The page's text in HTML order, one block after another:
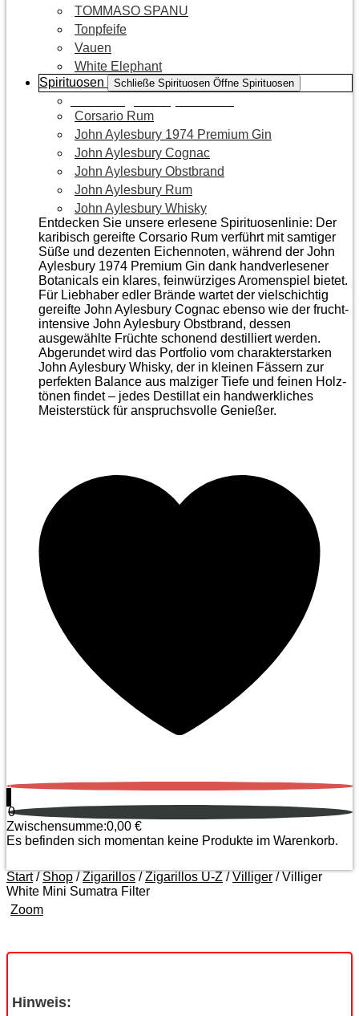
TOMMASO SPANU
Tonpfeife
Vauen
White Elephant
Spirituosen
Schließe Spirituosen Öffne Spirituosen
Corsario Rum
John Aylesbury 1974 Premium Gin
John Aylesbury Cognac
John Aylesbury Obstbrand
John Aylesbury Rum
John Aylesbury Whisky
Entdecken Sie unsere erlesene Spirituosenlinie: Der
karibisch gereifte Corsario Rum verführt mit samtiger
Süße und dezenten Eichen­noten, während der John
Aylesbury 1974 Premium Gin dank handverlesener
Botanicals ein klares, feinwürziges Aromenspiel bietet.
Für Liebhaber edler Brände wartet der vielschichtig
gereifte John Aylesbury Cognac ebenso wie der frucht­
intensive John Aylesbury Obstbrand, dessen
ausgewählte Früchte schonend destilliert werden.
Abgerundet wird das Portfolio vom charakterstarken
John Aylesbury Whisky, der in kleinen Fässern zur
perfekten Balance aus malziger Tiefe und feinen Holz­
tönen findet – jedes Destillat ein handwerkliches
Meister­stück für anspruchsvolle Genießer.
0
0
Zwischensumme:0,00 €
Es befinden sich momentan keine Produkte im Warenkorb.
Start/ Shop /Zigarillos /Zigarillos U-Z /Villiger / Villiger
White Mini Sumatra Filter
Zoom
Hinweis: